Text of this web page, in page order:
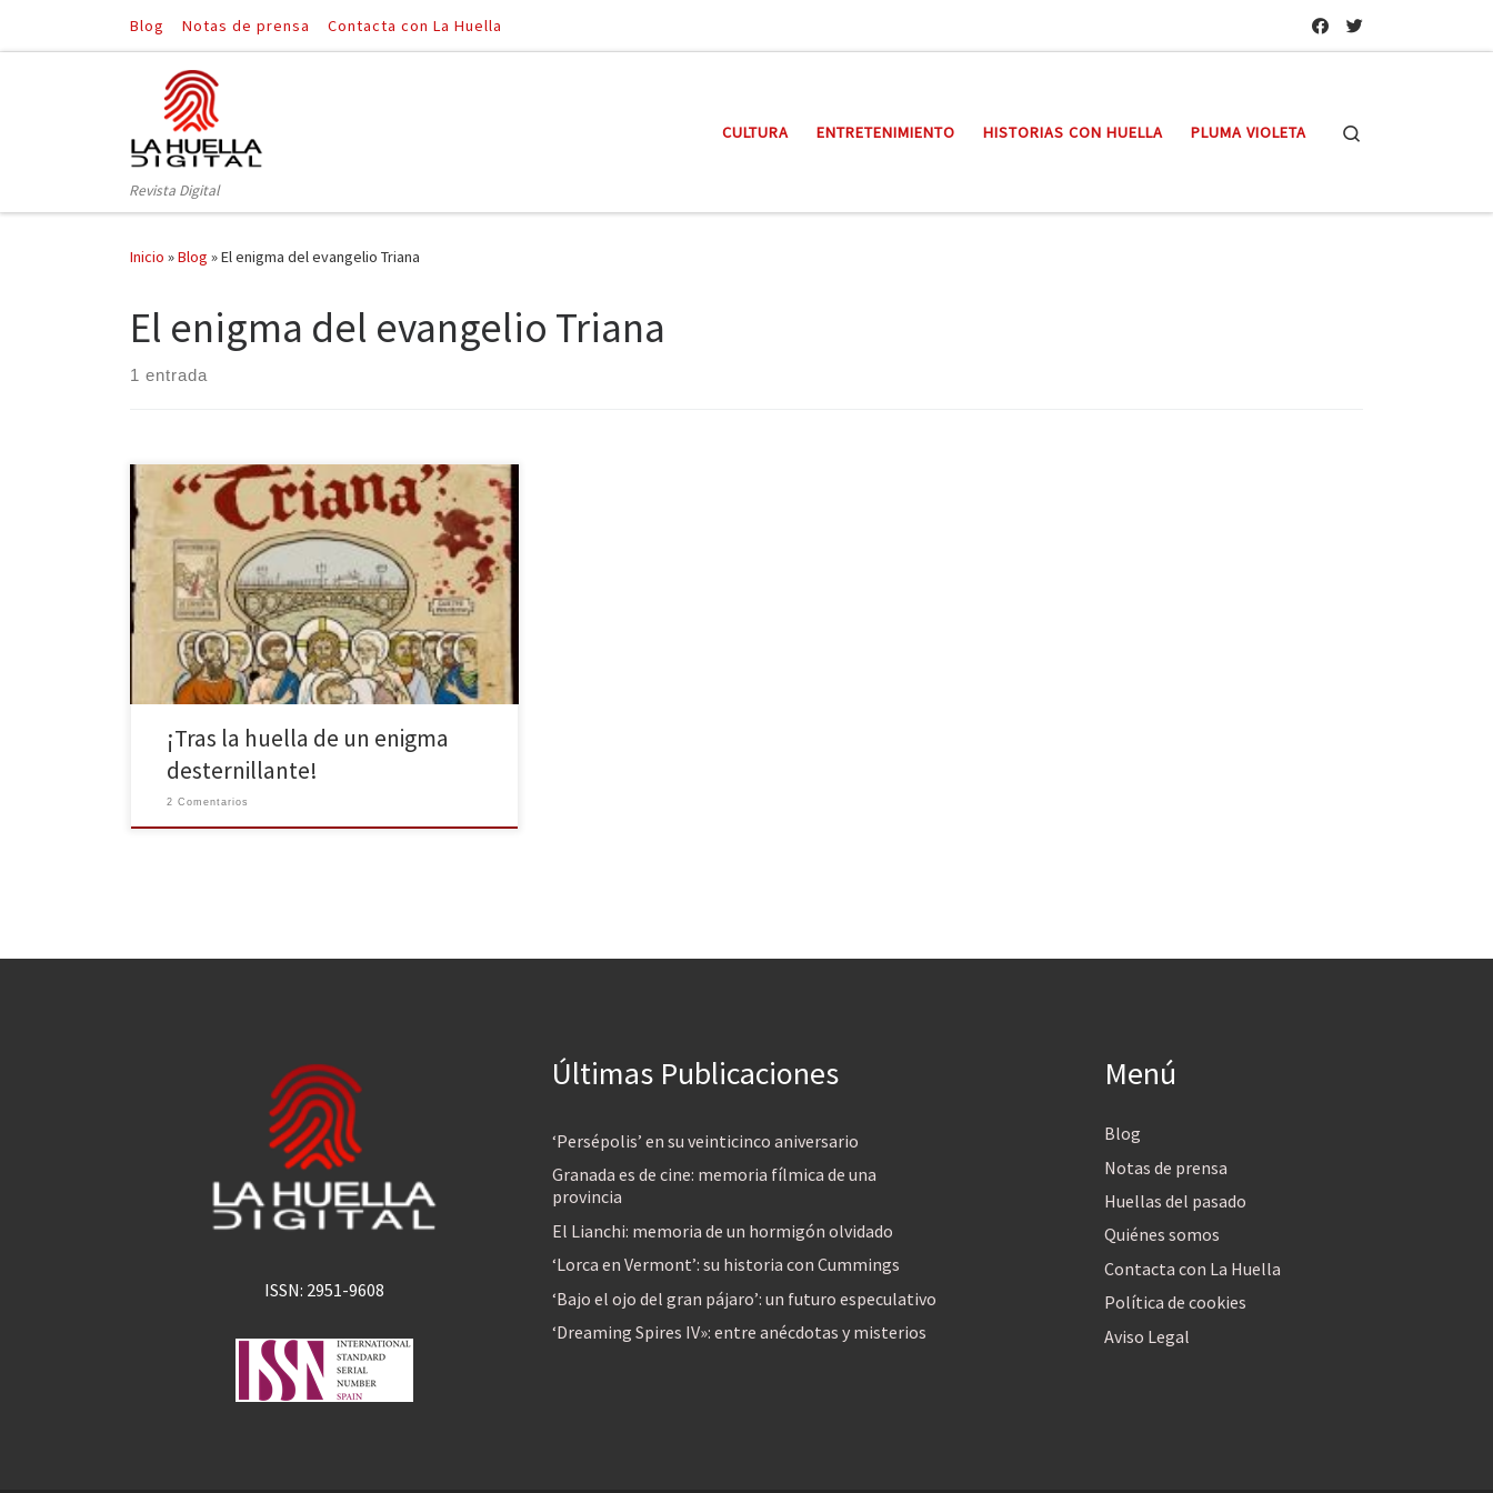
Saltar al contenido
Blog Notas de prensa Contacta con La Huella
Revista Digital
CULTURA ENTRETENIMIENTO HISTORIAS CON HUELLA PLUMA VIOLETA
Inicio »Blog »El enigma del evangelio Triana
El enigma del evangelio Triana
1 entrada
¿Crees realmente que una novela negra puede
narrarse con humor? Julio Muñoz Gijón así lo cree y,
por ello, quiere demostrárselo a todo el mundo. La
nueva entrega de este autor sevillano ha llegado por
fin a nuestras librerías. En su línea, él nos demuestra
que […]
¡Tras la huella de un enigma
desternillante!
2 Comentarios
ISSN: 2951-9608
Últimas Publicaciones
‘Persépolis’ en su veinticinco aniversario
Granada es de cine: memoria fílmica de una
provincia
El Lianchi: memoria de un hormigón olvidado
‘Lorca en Vermont’: su historia con Cummings
‘Bajo el ojo del gran pájaro’: un futuro especulativo
‘Dreaming Spires IV»: entre anécdotas y misterios
Menú
Blog
Notas de prensa
Huellas del pasado
Quiénes somos
Contacta con La Huella
Política de cookies
Aviso Legal